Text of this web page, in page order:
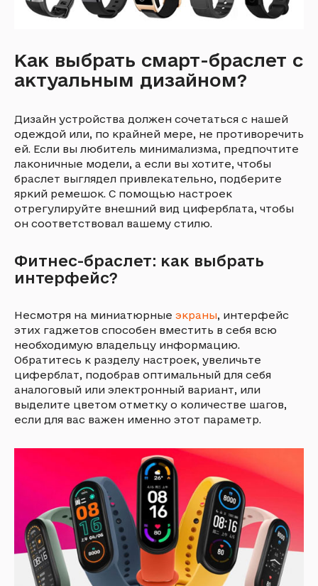
Как выбрать смарт-браслет с
актуальным дизайном?
Дизайн устройства должен сочетаться с нашей
одеждой или, по крайней мере, не противоречить
ей. Если вы любитель минимализма, предпочтите
лаконичные модели, а если вы хотите, чтобы
браслет выглядел привлекательно, подберите
яркий ремешок. С помощью настроек
отрегулируйте внешний вид циферблата, чтобы
он соответствовал вашему стилю.
Фитнес-браслет: как выбрать
интерфейс?
Несмотря на миниатюрные экраны, интерфейс
этих гаджетов способен вместить в себя всю
необходимую владельцу информацию.
Обратитесь к разделу настроек, увеличьте
циферблат, подобрав оптимальный для себя
аналоговый или электронный вариант, или
выделите цветом отметку о количестве шагов,
если для вас важен именно этот параметр.